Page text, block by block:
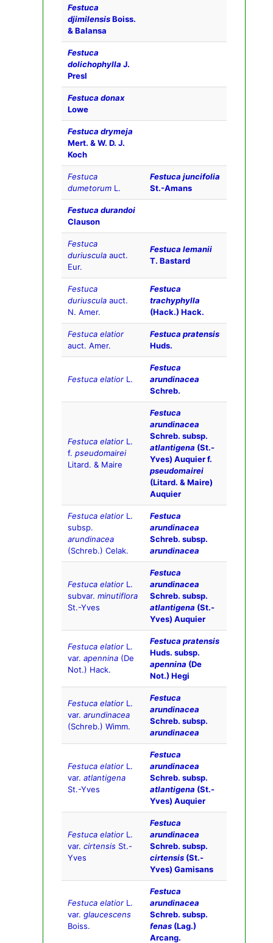
Festuca
djimilensisBoiss.
& Balansa
Festuca
dolichophylla J.
Presl
Festuca donax
Lowe
Festuca drymeja
Mert. & W. D. J.
Koch
Festuca
dumetorum L.
Festuca juncifolia
St.-Amans
Festuca durandoi
Clauson
Festuca
duriuscula auct.
Eur.
Festuca lemanii
T. Bastard
Festuca
duriuscula auct.
N. Amer.
Festuca
trachyphylla
(Hack.) Hack.
Festuca elatior
auct. Amer.
Festuca pratensis
Huds.
Festuca elatior L.
Festuca
arundinacea
Schreb.
Festuca elatior L.
f. pseudomairei
Litard. & Maire
Festuca
arundinacea
Schreb. subsp.
atlantigena (St.-
Yves) Auquier f.
pseudomairei
(Litard. & Maire)
Auquier
Festuca elatior L.
subsp.
arundinacea
(Schreb.) Celak.
Festuca
arundinacea
Schreb. subsp.
arundinacea
Festuca elatior L.
subvar. minutiflora
St.-Yves
Festuca
arundinacea
Schreb. subsp.
atlantigena (St.-
Yves) Auquier
Festuca elatior L.
var. apennina (De
Not.) Hack.
Festuca pratensis
Huds. subsp.
apennina (De
Not.) Hegi
Festuca elatior L.
var. arundinacea
(Schreb.) Wimm.
Festuca
arundinacea
Schreb. subsp.
arundinacea
Festuca elatior L.
var. atlantigena
St.-Yves
Festuca
arundinacea
Schreb. subsp.
atlantigena (St.-
Yves) Auquier
Festuca elatior L.
var. cirtensis St.-
Yves
Festuca
arundinacea
Schreb. subsp.
cirtensis (St.-
Yves) Gamisans
Festuca elatior L.
var. glaucescens
Boiss.
Festuca
arundinacea
Schreb. subsp.
fenas (Lag.)
Arcang.